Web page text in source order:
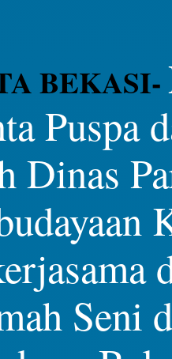
BEKASI-
Puspa
Dinas
Seni